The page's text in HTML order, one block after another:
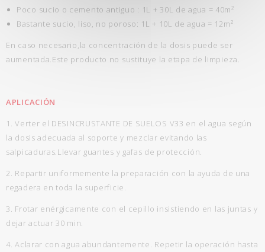
Poco sucio o cemento antiguo : 1L + 30L de agua = 40m²
Bastante sucio, liso, no poroso: 1L + 10L de agua = 12m²
En caso necesario,la concentración de la dosis puede ser
aumentada.Este producto no sustituye la etapa de limpieza.
APLICACIÓN
1. Verter el DESINCRUSTANTE DE SUELOS V33 en el agua según
la dosis adecuada al soporte y mezclar evitando las
salpicaduras.Llevar guantes y gafas de protección.
2. Repartir uniformemente la preparación con la ayuda de una
regadera en toda la superficie.
3. Frotar enérgicamente con el cepillo insistiendo en las juntas y
dejar actuar 30 min.
4. Aclarar con agua abundantemente. Repetir la operación hasta